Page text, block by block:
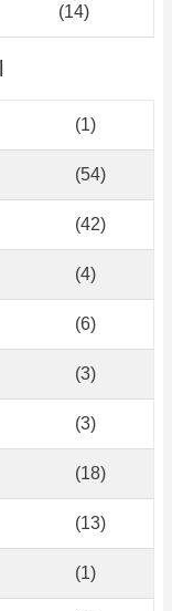
(14)
(1)
(54)
(42)
(4)
(6)
(3)
(3)
(18)
(13)
(1)